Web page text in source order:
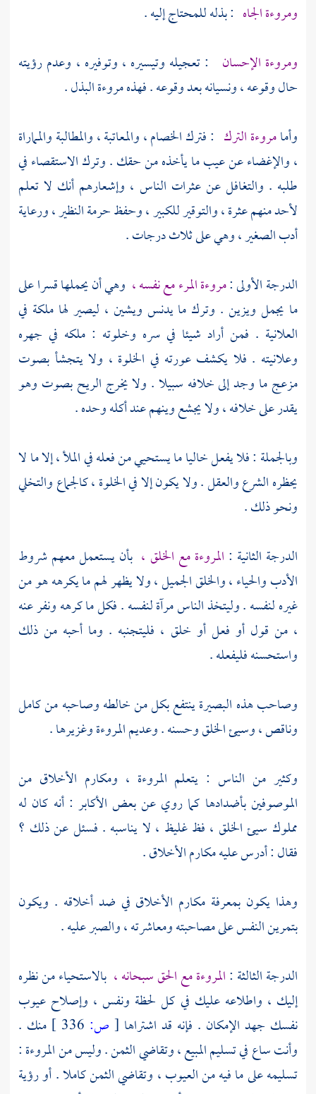
ومروءة الجاه : بذله للمحتاج إليه .
ومروءة الإحسان : تعجيله وتيسيره ، وتوفيره ، وعدم رؤيته
حال وقوعه ، ونسيانه بعد وقوعه . فهذه مروءة البذل .
وأمامروءة الترك : فترك الخصام ، والمعاتبة ، والمطالبة والمماراة
، والإغضاء عن عيب ما يأخذه من حقك . وترك الاستقصاء في
طلبه . والتغافل عن عثرات الناس ، وإشعارهم أنك لا تعلم
لأحد منهم عثرة ، والتوقير للكبير ، وحفظ حرمة النظير ، ورعاية
أدب الصغير ، وهي على ثلاث درجات .
الدرجة الأولى :مروءة المرء مع نفسه ، وهي أن يحملها قسرا على
ما يجمل ويزين . وترك ما يدنس ويشين ، ليصير لها ملكة في
العلانية . فمن أراد شيئا في سره وخلوته : ملكه في جهره
وعلانيته . فلا يكشف عورته في الخلوة ، ولا يتجشأ بصوت
مزعج ما وجد إلى خلافه سبيلا . ولا يخرج الريح بصوت وهو
يقدر على خلافه ، ولا يجشع وينهم عند أكله وحده .
وبالجملة : فلا يفعل خاليا ما يستحيي من فعله في الملأ ، إلا ما لا
يحظره الشرع والعقل . ولا يكون إلا في الخلوة ، كالجماع والتخلي
ونحو ذلك .
الدرجة الثانية : المروءة مع الخلق ، بأن يستعمل معهم شروط
الأدب والحياء ، والخلق الجميل ، ولا يظهر لهم ما يكرهه هو من
غيره لنفسه . وليتخذ الناس مرآة لنفسه . فكل ما كرهه ونفر عنه
، من قول أو فعل أو خلق ، فليتجنبه . وما أحبه من ذلك
واستحسنه فليفعله .
وصاحب هذه البصيرة ينتفع بكل من خالطه وصاحبه من كامل
وناقص ، وسيئ الخلق وحسنه . وعديم المروءة وغزيرها .
وكثير من الناس : يتعلم المروءة ، ومكارم الأخلاق من
الموصوفين بأضدادها كما روي عن بعض الأكابر : أنه كان له
مملوك سيئ الخلق ، فظ غليظ ، لا يناسبه . فسئل عن ذلك ؟
فقال : أدرس عليه مكارم الأخلاق .
وهذا يكون بمعرفة مكارم الأخلاق في ضد أخلاقه . ويكون
بتمرين النفس على مصاحبته ومعاشرته ، والصبر عليه .
الدرجة الثالثة :المروءة مع الحق سبحانه ، بالاستحياء من نظره
إليك ، واطلاعه عليك في كل لحظة ونفس ، وإصلاح عيوب
نفسك جهد الإمكان . فإنه قد اشتراها [ ص:
منك .
وأنت ساع في تسليم المبيع ، وتقاضي الثمن . وليس من المروءة :
تسليمه على ما فيه من العيوب ، وتقاضي الثمن كاملا . أو رؤية